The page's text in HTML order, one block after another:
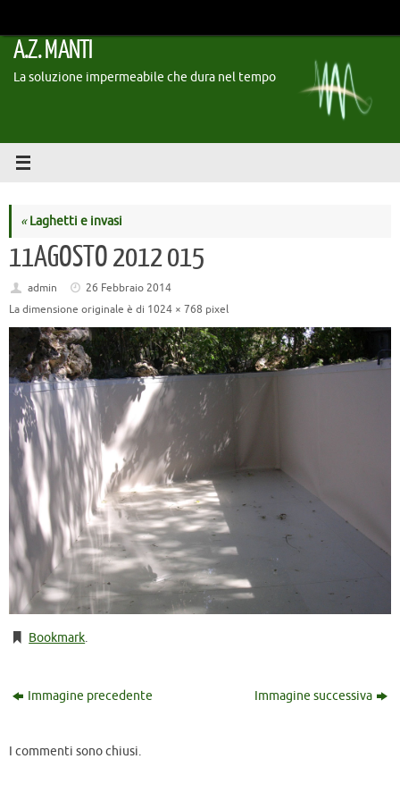
contenuto
A.Z. MANTI
La soluzione impermeabile che dura nel tempo
«Laghetti e invasi
11AGOSTO 2012 015
admin
26 Febbraio 2014
La dimensione originale è di 1024 × 768 pixel
Bookmark.
Immagine precedente Immagine successiva
I commenti sono chiusi.